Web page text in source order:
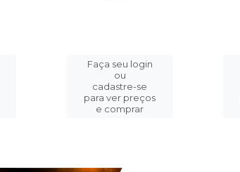
Faça seu login
ou
cadastre-se
para ver preços
e comprar